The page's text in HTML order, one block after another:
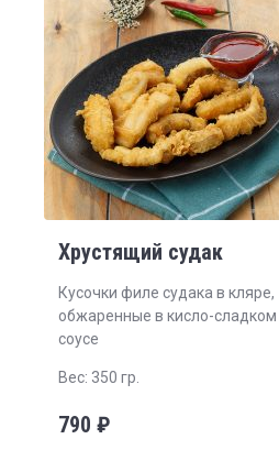
Хрустящий судак
Кусочки филе судака в кляре,
обжаренные в кисло-сладком
соусе
Вес: 350 гр.
790 ₽